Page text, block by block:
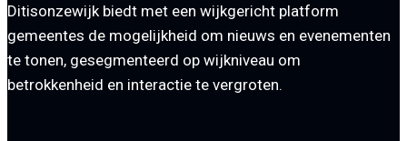
Ditisonzewijk biedt met een wijkgericht platform
gemeentes de mogelijkheid om nieuws en evenementen
te tonen, gesegmenteerd op wijkniveau om
betrokkenheid en interactie te vergroten.